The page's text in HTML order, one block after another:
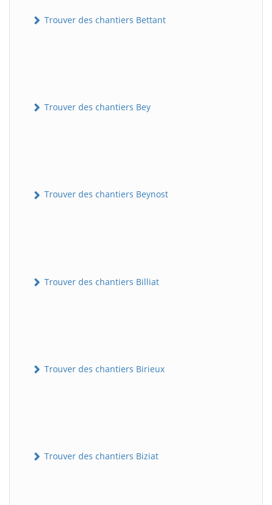
Trouver des chantiers Bettant
Trouver des chantiers Bey
Trouver des chantiers Beynost
Trouver des chantiers Billiat
Trouver des chantiers Birieux
Trouver des chantiers Biziat